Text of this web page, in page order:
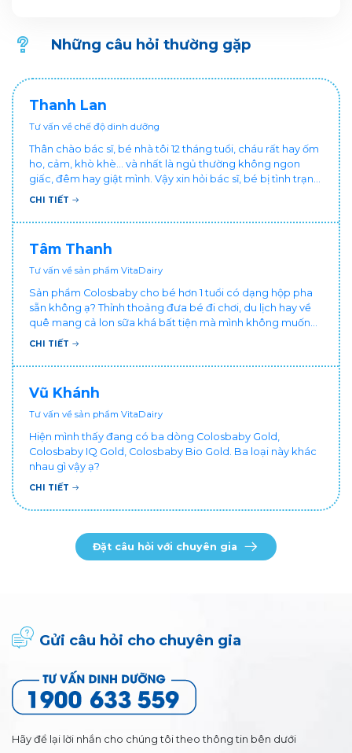
Những câu hỏi thường gặp
Thanh Lan
Tư vấn về chế độ dinh dưỡng
Thân chào bác sĩ, bé nhà tôi 12 tháng tuổi, cháu rất hay ốm
ho, cảm, khò khè... và nhất là ngủ thường không ngon
giấc, đêm hay giật mình. Vậy xin hỏi bác sĩ, bé bị tình trạng
vậy nên làm sao để con khỏe mạnh và ngủ ngon giấc hơn
chăm cháu hay ốm ạ?. Cảm ơn bác sĩ.
CHI TIẾT
Tâm Thanh
Tư vấn về sản phẩm VitaDairy
Sản phẩm Colosbaby cho bé hơn 1 tuổi có dạng hộp pha
sẵn không ạ? Thỉnh thoảng đưa bé đi chơi, du lịch hay về
quê mang cả lon sữa khá bất tiện mà mình không muốn
đổi cho bé dùng sữa tươi hộp khác sợ bé nạ sữa ảnh
CHI TIẾT
Vũ Khánh
Tư vấn về sản phẩm VitaDairy
Hiện mình thấy đang có ba dòng Colosbaby Gold,
Colosbaby IQ Gold, Colosbaby Bio Gold. Ba loại này khác
nhau gì vậy ạ?
CHI TIẾT
Đặt câu hỏi với chuyên gia
Gửi câu hỏi cho chuyên gia
Hãy để lại lời nhắn cho chúng tôi theo thông tin bên dưới